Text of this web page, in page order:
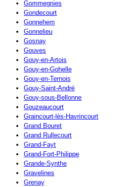
Gommegnies
Gondecourt
Gonnehem
Gonnelieu
Gosnay
Gouves
Gouy-en-Artois
Gouy-en-Gohelle
Gouy-en-Ternois
Gouy-Saint-André
Gouy-sous-Bellonne
Gouzeaucourt
Graincourt-lès-Havrincourt
Grand Bouret
Grand Rullecourt
Grand-Fayt
Grand-Fort-Philippe
Grande-Synthe
Gravelines
Grenay